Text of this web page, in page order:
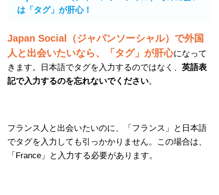
は「タグ」が肝心！
Japan Social（ジャパンソーシャル）で外国
人と出会いたいなら、「タグ」が肝心になって
きます。日本語でタグを入力するのではなく、 英語表
記で入力するのを忘れないでください。
フランス人と出会いたいのに、「フランス」と日本語
でタグを入力しても引っかかりません。この場合は、
「France」と入力する必要があります。